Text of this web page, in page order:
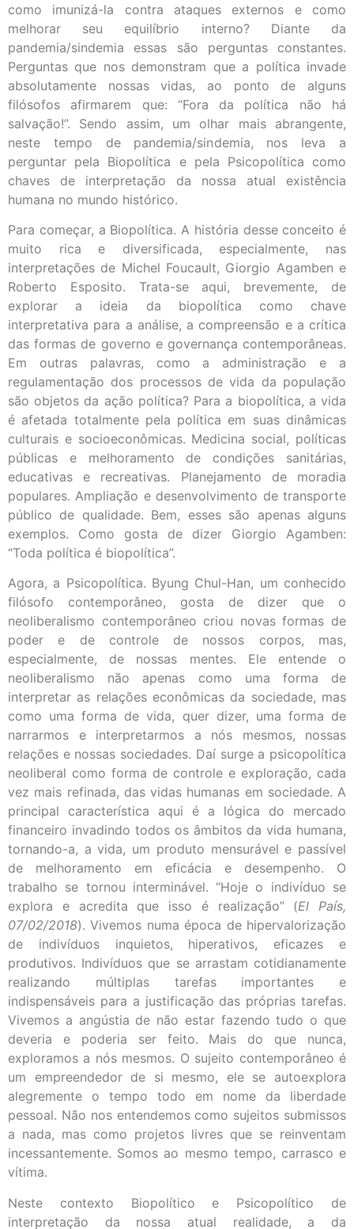
como imunizá-la contra ataques externos e como
melhorar seu equilíbrio interno? Diante da
pandemia/sindemia essas são perguntas constantes.
Perguntas que nos demonstram que a política invade
absolutamente nossas vidas, ao ponto de alguns
filósofos afirmarem que: “Fora da política não há
salvação!”. Sendo assim, um olhar mais abrangente,
neste tempo de pandemia/sindemia, nos leva a
perguntar pela Biopolítica e pela Psicopolítica como
chaves de interpretação da nossa atual existência
humana no mundo histórico.
Para começar, a Biopolítica. A história desse conceito é
muito rica e diversificada, especialmente, nas
interpretações de Michel Foucault, Giorgio Agamben e
Roberto Esposito. Trata-se aqui, brevemente, de
explorar a ideia da biopolítica como chave
interpretativa para a análise, a compreensão e a crítica
das formas de governo e governança contemporâneas.
Em outras palavras, como a administração e a
regulamentação dos processos de vida da população
são objetos da ação política? Para a biopolítica, a vida
é afetada totalmente pela política em suas dinâmicas
culturais e socioeconômicas. Medicina social, políticas
públicas e melhoramento de condições sanitárias,
educativas e recreativas. Planejamento de moradia
populares. Ampliação e desenvolvimento de transporte
público de qualidade. Bem, esses são apenas alguns
exemplos. Como gosta de dizer Giorgio Agamben:
“Toda política é biopolítica”.
Agora, a Psicopolítica. Byung Chul-Han, um conhecido
filósofo contemporâneo, gosta de dizer que o
neoliberalismo contemporâneo criou novas formas de
poder e de controle de nossos corpos, mas,
especialmente, de nossas mentes. Ele entende o
neoliberalismo não apenas como uma forma de
interpretar as relações econômicas da sociedade, mas
como uma forma de vida, quer dizer, uma forma de
narrarmos e interpretarmos a nós mesmos, nossas
relações e nossas sociedades. Daí surge a psicopolítica
neoliberal como forma de controle e exploração, cada
vez mais refinada, das vidas humanas em sociedade. A
principal característica aqui é a lógica do mercado
financeiro invadindo todos os âmbitos da vida humana,
tornando-a, a vida, um produto mensurável e passível
de melhoramento em eficácia e desempenho. O
trabalho se tornou interminável. “Hoje o indivíduo se
explora e acredita que isso é realização” (El País,
07/02/2018). Vivemos numa época de hipervalorização
de indivíduos inquietos, hiperativos, eficazes e
produtivos. Indivíduos que se arrastam cotidianamente
realizando múltiplas tarefas importantes e
indispensáveis para a justificação das próprias tarefas.
Vivemos a angústia de não estar fazendo tudo o que
deveria e poderia ser feito. Mais do que nunca,
exploramos a nós mesmos. O sujeito contemporâneo é
um empreendedor de si mesmo, ele se autoexplora
alegremente o tempo todo em nome da liberdade
pessoal. Não nos entendemos como sujeitos submissos
a nada, mas como projetos livres que se reinventam
incessantemente. Somos ao mesmo tempo, carrasco e
vítima.
Neste contexto Biopolítico e Psicopolítico de
interpretação da nossa atual realidade, a da